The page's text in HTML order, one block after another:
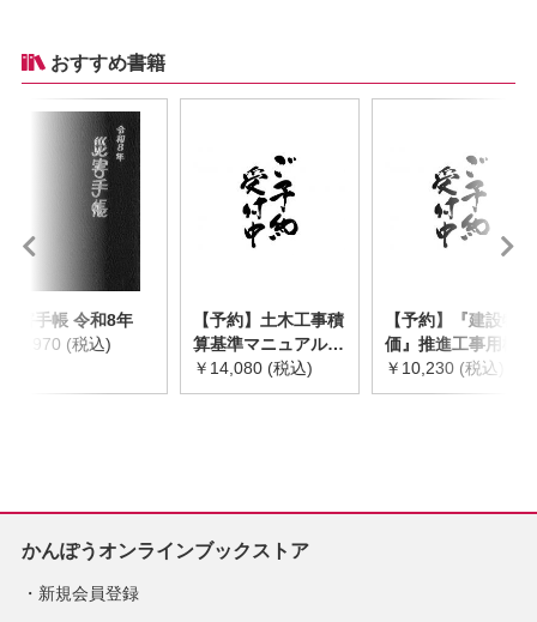
おすすめ書籍
災害手帳 令和8年
￥2,970 (税込)
【予約】土木工事積
算基準マニュアル
令和8年度版
※2026年8月下旬発
￥14,080 (税込)
【予約】『建設物
価』推進工事用機械
器具等基礎価格表
2026年度版
￥10,230 (税込)
かんぽうオンラインブックストア
新規会員登録